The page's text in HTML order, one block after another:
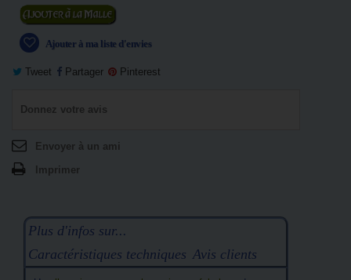
Ajouter au panier
Ajouter à ma liste d'envies
Tweet Partager Pinterest
Donnez votre avis
Envoyer à un ami
Imprimer
Plus d'infos sur...
Caractéristiques techniques Avis clients